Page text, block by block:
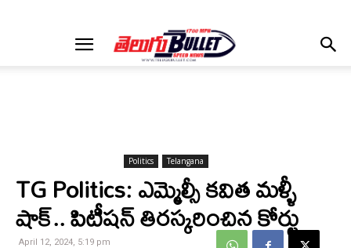
Politics Telangana
TG Politics: ఎమ్మెల్సీ కవిత మళ్ళీ
షాక్.. పిటీషన్ తిరస్కరించిన కోర్టు
April 12, 2024, 5:19 pm